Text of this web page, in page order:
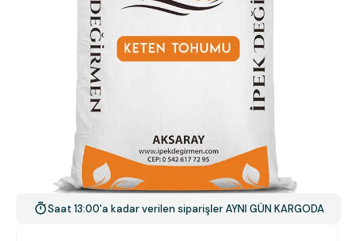
Saat 13:00'a kadar verilen siparişler AYNI GÜN KARGODA